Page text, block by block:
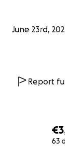
63
June 23rd,
Report